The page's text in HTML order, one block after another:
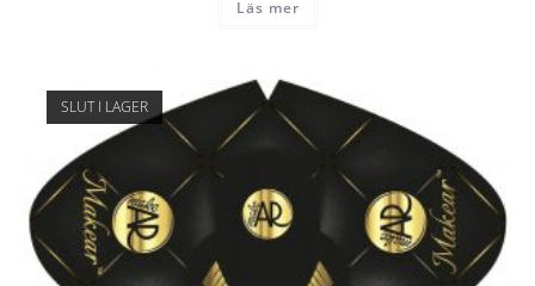
Läs mer
SLUT I LAGER